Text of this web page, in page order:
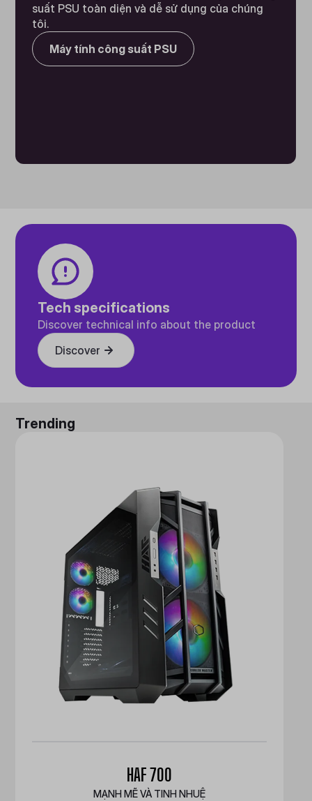
suất PSU toàn diện và dễ sử dụng của chúng
tôi.
Máy tính công suất PSU
Tech specifications
Discover technical info about the product
Discover
Trending
HAF 700
MẠNH MẼ VÀ TINH NHUỆ